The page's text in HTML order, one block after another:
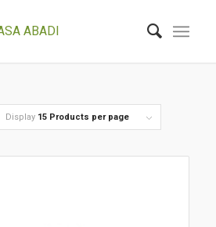
Display 15 Products per page